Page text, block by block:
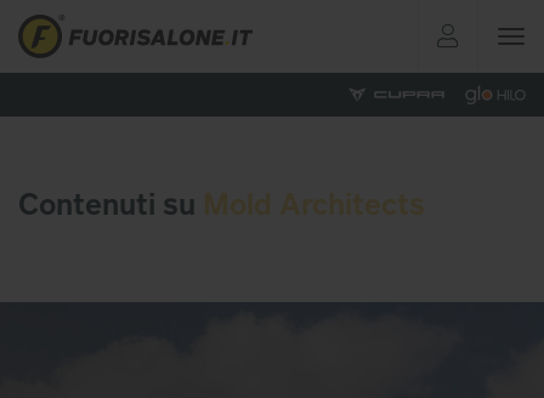
Toggle
Contenuti su